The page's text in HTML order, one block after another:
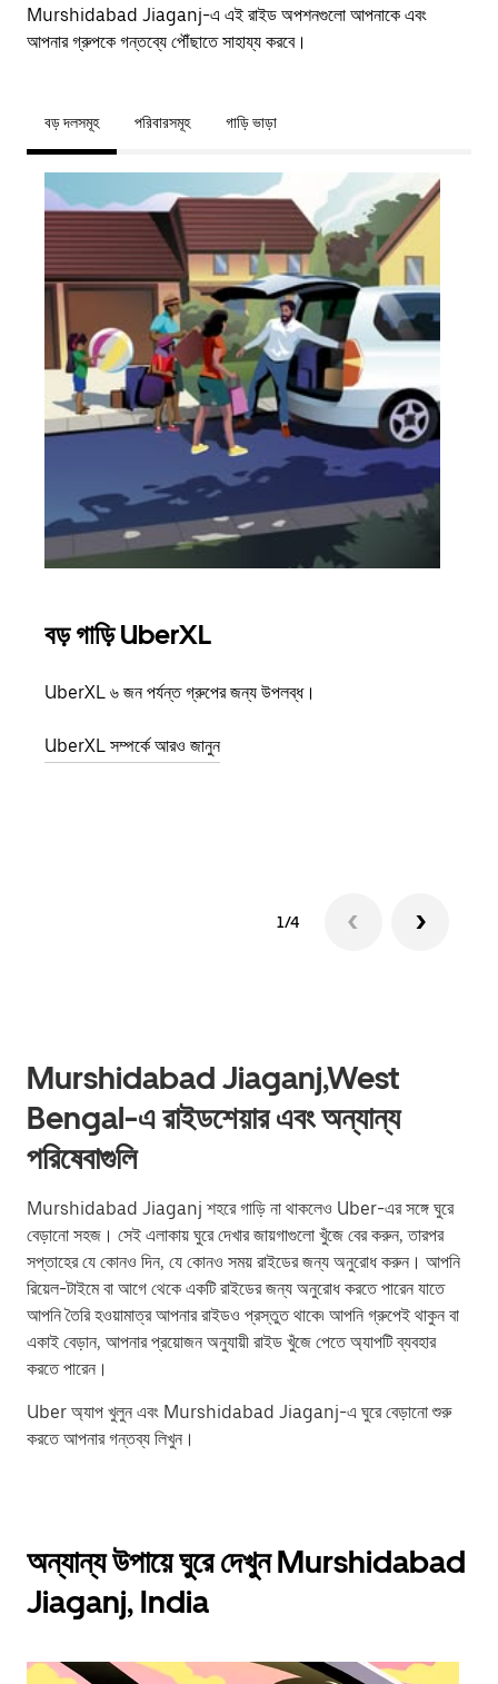
Murshidabad Jiaganj-এ এই রাইড অপশনগুলো আপনাকে এবং
আপনার গ্রুপকে গন্তব্যে পৌঁছাতে সাহায্য করবে।
বড় দলসমূহ পরিবারসমূহ গাড়ি ভাড়া
বড় গাড়ি UberXL
UberXL ৬ জন পর্যন্ত গ্রুপের জন্য উপলব্ধ।
UberXL সম্পর্কে আরও জানুন
1/4
Murshidabad Jiaganj,West
Bengal-এ রাইডশেয়ার এবং অন্যান্য
পরিষেবাগুলি
Murshidabad Jiaganj শহরে গাড়ি না থাকলেও Uber-এর সঙ্গে ঘুরে
বেড়ানো সহজ। সেই এলাকায় ঘুরে দেখার জায়গাগুলো খুঁজে বের করুন, তারপর
সপ্তাহের যে কোনও দিন, যে কোনও সময় রাইডের জন্য অনুরোধ করুন। আপনি
রিয়েল-টাইমে বা আগে থেকে একটি রাইডের জন্য অনুরোধ করতে পারেন যাতে
আপনি তৈরি হওয়ামাত্র আপনার রাইডও প্রস্তুত থাকে৷ আপনি গ্রুপেই থাকুন বা
একাই বেড়ান, আপনার প্রয়োজন অনুযায়ী রাইড খুঁজে পেতে অ্যাপটি ব্যবহার
করতে পারেন।
Uber অ্যাপ খুলুন এবং Murshidabad Jiaganj-এ ঘুরে বেড়ানো শুরু
করতে আপনার গন্তব্য লিখুন।
অন্যান্য উপায়ে ঘুরে দেখুন Murshidabad
Jiaganj, India